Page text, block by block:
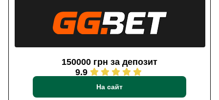
150000 грн за депозит
9.9
На сайт